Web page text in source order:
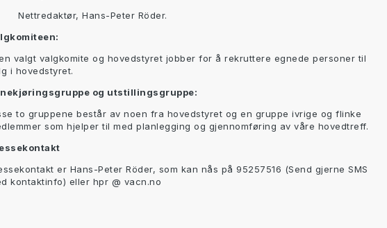
Hans-Peter Röder.
valgt valgkomite og hovedstyret jobber for å rekruttere egnede personer til
i hovedstyret.
og utstillingsgruppe:
to gruppene består av noen fra hovedstyret og en gruppe ivrige og flinke
som hjelper til med planlegging og gjennomføring av våre hovedtreff.
er Hans-Peter Röder, som kan nås på 95257516 (Send gjerne SMS
kontaktinfo) eller hpr @ vacn.no